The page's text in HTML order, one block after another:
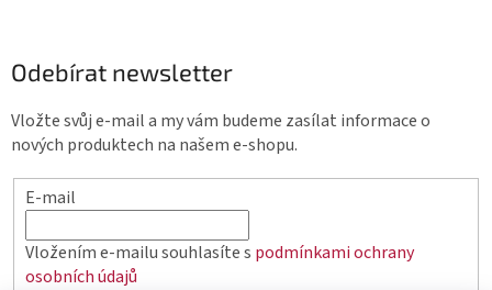
Odebírat newsletter
Vložte svůj e-mail a my vám budeme zasílat informace o
nových produktech na našem e-shopu.
E-mail
Vložením e-mailu souhlasíte s podmínkami ochrany
osobních údajů